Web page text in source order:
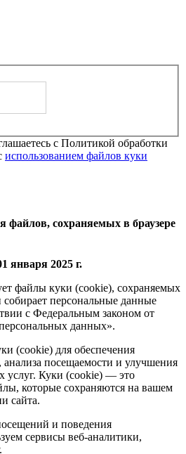
с Политикой обработки
использованием файлов куки
файлов, сохраняемых в браузере
января 2025 г.
файлы куки (cookie), сохраняемых
собирает персональные данные
с Федеральным законом от
данных».
(cookie) для обеспечения
анализа посещаемости и улучшения
услуг. Куки (cookie) — это
которые сохраняются на вашем
сайта.
и поведения
сервисы веб-аналитики,